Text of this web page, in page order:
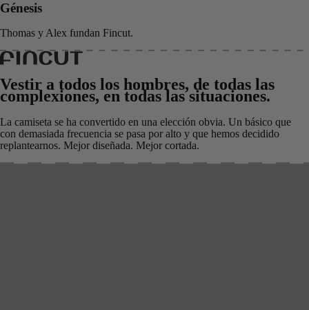
Génesis
Thomas y Alex fundan Fincut.
Vestir a todos los hombres, de todas las
complexiones, en todas las situaciones.
La camiseta se ha convertido en una elección obvia. Un básico que
con demasiada frecuencia se pasa por alto y que hemos decidido
replantearnos. Mejor diseñada. Mejor cortada.